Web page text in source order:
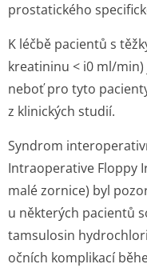
prostatického
K léčbě pacientů s
kreatininu < i0 ml/
neboť pro tyto
z klinických studií.
Syndrom
Intraoperative Floppy
malé zornice) byl
u některých pacientů
tamsulosin
očních komplikací